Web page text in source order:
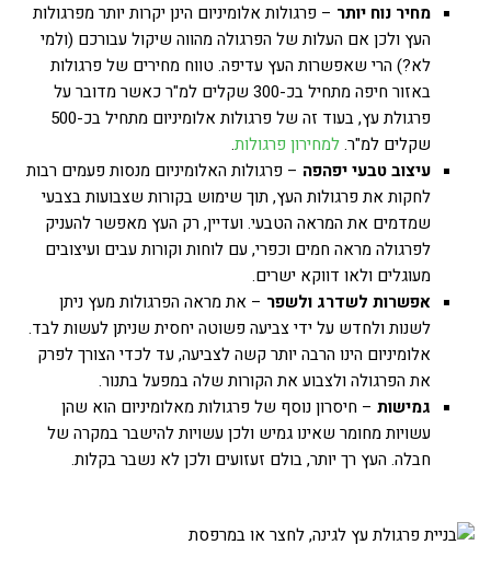
מחיר נוח יותר – פרגולות אלומיניום הינן יקרות יותר מפרגולות
העץ ולכן אם העלות של הפרגולה מהווה שיקול עבורכם (ולמי
לא?) הרי שאפשרות העץ עדיפה. טווח מחירים של פרגולות
באזור חיפה מתחיל בכ-300 שקלים למ"ר כאשר מדובר על
פרגולת עץ, בעוד זה של פרגולות אלומיניום מתחיל בכ-500
שקלים למ"ר.למחירון פרגולות.
עיצוב טבעי יפהפה – פרגולות האלומיניום מנסות פעמים רבות
לחקות את פרגולות העץ, תוך שימוש בקורות שצבועות בצבעי
שמדמים את המראה הטבעי. ועדיין, רק העץ מאפשר להעניק
לפרגולה מראה חמים וכפרי, עם לוחות וקורות עבים ועיצובים
מעוגלים ולאו דווקא ישרים.
אפשרות לשדרג ולשפר – את מראה הפרגולות מעץ ניתן
לשנות ולחדש על ידי צביעה פשוטה יחסית שניתן לעשות לבד.
אלומיניום הינו הרבה יותר קשה לצביעה, עד לכדי הצורך לפרק
את הפרגולה ולצבוע את הקורות שלה במפעל בתנור.
גמישות – חיסרון נוסף של פרגולות מאלומיניום הוא שהן
עשויות מחומר שאינו גמיש ולכן עשויות להישבר במקרה של
חבלה. העץ רך יותר, בולם זעזועים ולכן לא נשבר בקלות.